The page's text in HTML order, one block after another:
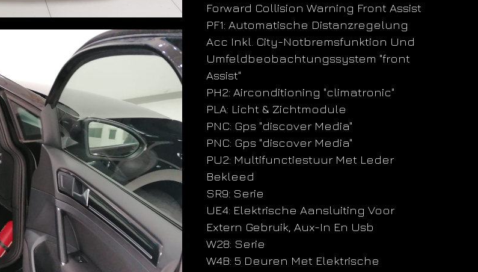
Forward Collision Warning Front Assist
PF1: Automatische Distanzregelung
Acc Inkl. City-Notbremsfunktion Und
Umfeldbeobachtungssystem "front
Assist"
PH2: Airconditioning "climatronic"
PLA: Licht & Zichtmodule
PNC: Gps "discover Media"
PNC: Gps "discover Media"
PU2: Multifunctiestuur Met Leder
Bekleed
SR9: Serie
UE4: Elektrische Aansluiting Voor
Extern Gebruik, Aux-In En Usb
W28: Serie
W4B: 5 Deuren Met Elektrische